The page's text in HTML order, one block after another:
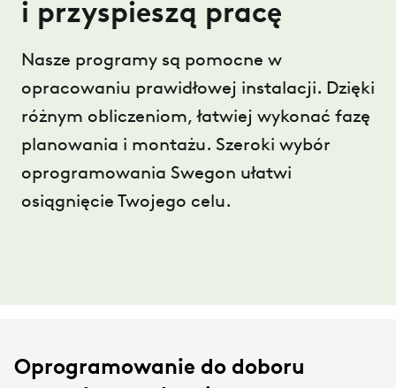
i przyspieszą pracę
Nasze programy są pomocne w
opracowaniu prawidłowej instalacji. Dzięki
różnym obliczeniom, łatwiej wykonać fazę
planowania i montażu. Szeroki wybór
oprogramowania Swegon ułatwi
osiągnięcie Twojego celu.
Oprogramowanie do doboru